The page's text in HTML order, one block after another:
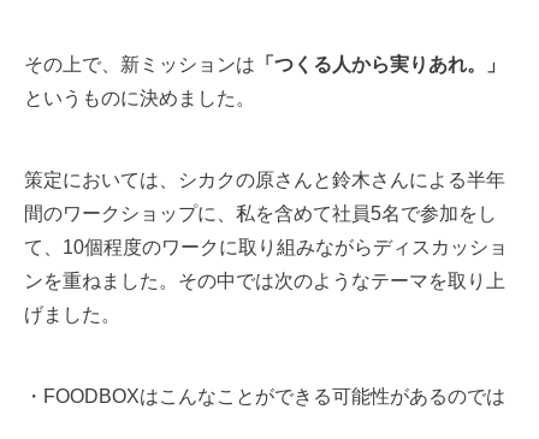
その上で、新ミッションは 「つくる人から実りあれ。」
というものに決めました。
策定においては、シカクの原さんと鈴木さんによる半年
間のワークショップに、私を含めて社員5名で参加をし
て、10個程度のワークに取り組みながらディスカッショ
ンを重ねました。その中では次のようなテーマを取り上
げました。
・FOODBOXはこんなことができる可能性があるのでは